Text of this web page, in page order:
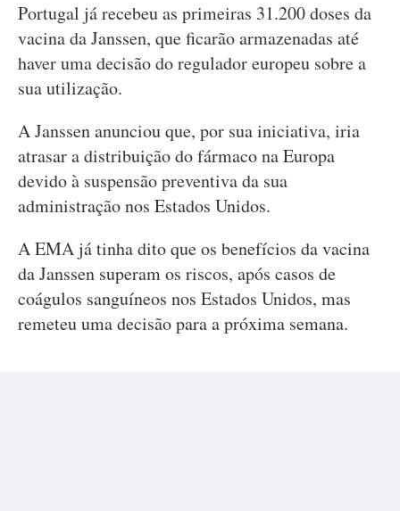
Portugal já recebeu as primeiras 31.200 doses da
vacina da Janssen, que ficarão armazenadas até
haver uma decisão do regulador europeu sobre a
sua utilização.
A Janssen anunciou que, por sua iniciativa, iria
atrasar a distribuição do fármaco na Europa
devido à suspensão preventiva da sua
administração nos Estados Unidos.
A EMA já tinha dito que os benefícios da vacina
da Janssen superam os riscos, após casos de
coágulos sanguíneos nos Estados Unidos, mas
remeteu uma decisão para a próxima semana.